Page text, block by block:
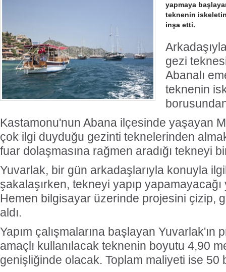
yapmaya
teknenin
inşa etti.
gezi
Abanalı
teknenin
Kastamonu'nun Abana ilçesinde yaşayan
çok ilgi duyduğu gezinti teknelerinden
fuar dolaşmasına rağmen aradığı tekneyi
Yuvarlak, bir gün arkadaşlarıyla konuyla
şakalaşırken, tekneyi yapıp
Hemen bilgisayar üzerinde projesini çizip,
aldı.
Yapım çalışmalarına başlayan Yuvarlak'ın
amaçlı kullanılacak teknenin boyutu 4,90
genişliğinde olacak. Toplam maliyeti ise 50